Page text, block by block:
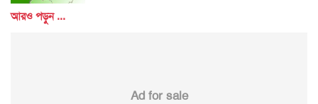
আরও পড়ুন ...
Ad for sale